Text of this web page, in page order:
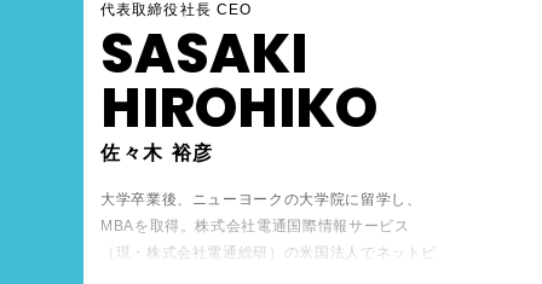
代表取締役社長 CEO
SASAKI
HIROHIKO
佐々木 裕彦
大学卒業後、ニューヨークの大学院に留学し、
MBAを取得。株式会社電通国際情報サービス
（現・株式会社電通総研）の米国法人でネットビ